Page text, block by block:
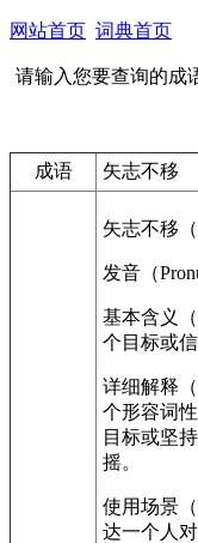
网站首页 词典首页
请输入您要查询的成
成语 矢志不移
矢志不移（
发音（
基本含义
个目标或信
详细解释
个形容词
目标或坚
摇。
使用场景
达一个人